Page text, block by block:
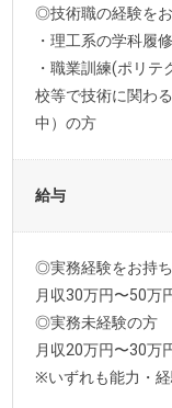
◎技術職の経験を
・理工系の学科履
・職業訓練(ポリ
校等で技術に関わ
中）の方
給与
◎実務経験をお持
月収30万円〜50万
◎実務未経験の方
月収20万円〜30万
※いずれも能力・経